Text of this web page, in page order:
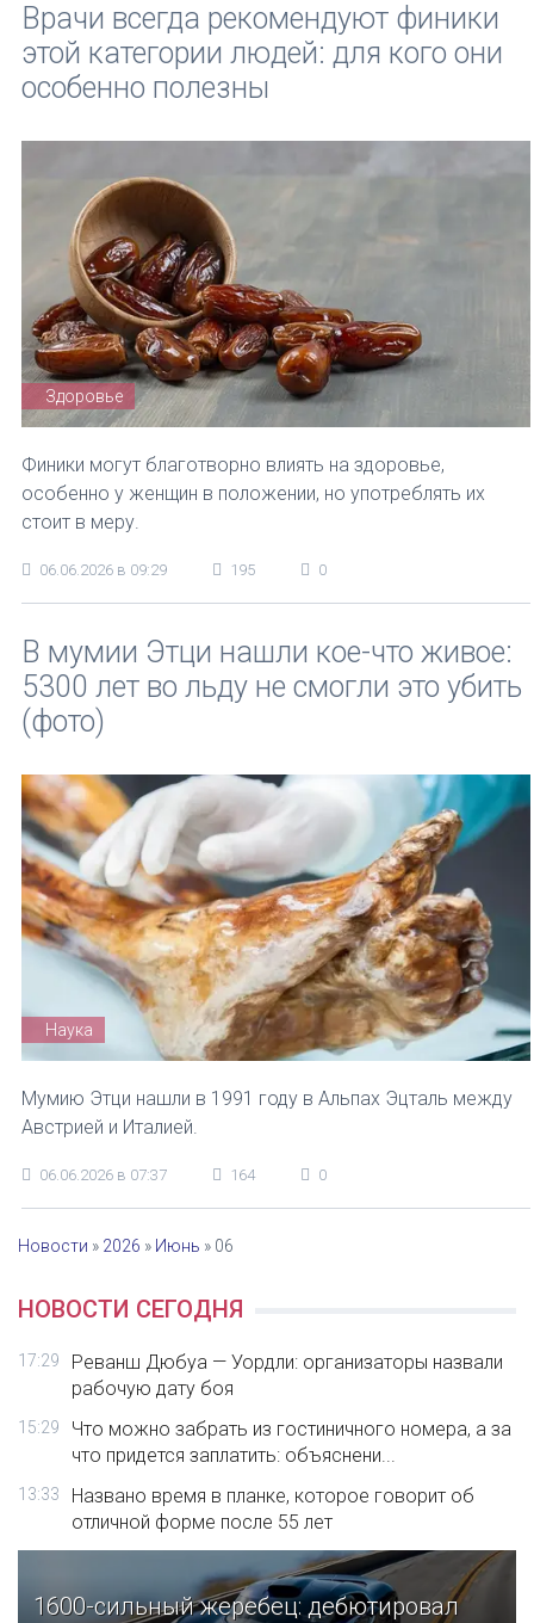
Врачи всегда рекомендуют финики
этой категории людей: для кого они
особенно полезны
Здоровье
Финики могут благотворно влиять на здоровье,
особенно у женщин в положении, но употреблять их
стоит в меру.
06.06.2026 в 09:29 195 0
В мумии Этци нашли кое-что живое:
5300 лет во льду не смогли это убить
(фото)
Наука
Мумию Этци нашли в 1991 году в Альпах Эцталь между
Австрией и Италией.
06.06.2026 в 07:37 164 0
Новости » 2026 » Июнь » 06
НОВОСТИ СЕГОДНЯ
17:29
Реванш Дюбуа — Уордли: организаторы назвали
рабочую дату боя
15:29
Что можно забрать из гостиничного номера, а за
что придется заплатить: объяснени...
13:33
Названо время в планке, которое говорит об
отличной форме после 55 лет
1600-сильный жеребец: дебютировал